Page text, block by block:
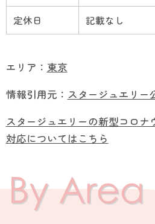
定休日 記載なし
エリア： 東京
情報引用元： スタージュエリー
スタージュエリーの新型コロナ
対応についてはこちら